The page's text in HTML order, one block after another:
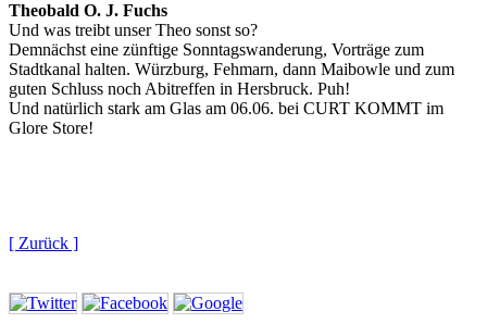
Theobald O. J. Fuchs
Und was treibt unser Theo sonst so?
Demnächst eine zünftige Sonntagswanderung, Vorträge zum
Stadtkanal halten. Würzburg, Fehmarn, dann Maibowle und zum
guten Schluss noch Abitreffen in Hersbruck. Puh!
Und natürlich stark am Glas am 06.06. bei CURT KOMMT im
Glore Store!
[ Zurück ]